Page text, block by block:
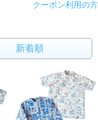
クーポン利用の方
新着順